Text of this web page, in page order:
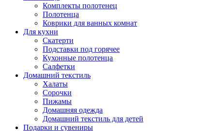
Комплекты полотенец
Полотенца
Коврики для ванных комнат
Для кухни
Скатерти
Подставки под горячее
Кухонные полотенца
Салфетки
Домашний текстиль
Халаты
Сорочки
Пижамы
Домашняя одежда
Домашний текстиль для детей
Подарки и сувениры